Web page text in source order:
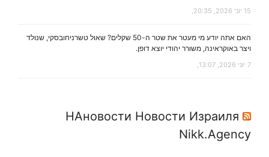
15 יוני 2026, 20:35,
האם אתה יודע מי מעטר את שטר ה-50 שקלים? שאול טשרניחובסקי, שנולד
ויצר באוקראינה, משורר יהודי יוצא דופן.
7 יוני 2026, 13:07,
НАновости Новости Израиля
Nikk.Agency